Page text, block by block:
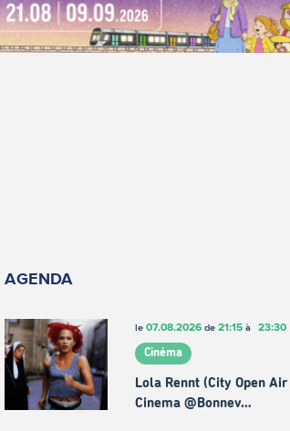
AGENDA
le 07.08.2026de 21:15à 23:30
Cinéma
Lola Rennt (City Open Air
Cinema @Bonnev…